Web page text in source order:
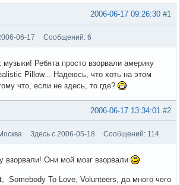
#1
2006-06-17 09:26:30
06-17 Сообщений: 6
музыки! Ребята просто взорвали америку
Pillow... Надеюсь, что хоть на этом
что, если не здесь, то где?
#2
2006-06-17 13:34:01
Здесь с 2006-05-18 Сообщений: 114
взорвали! Они мой мозг взорвали
Somebody To Love, Volunteers, да много чего